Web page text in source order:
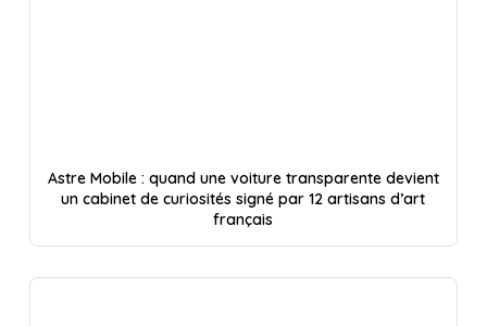
Astre Mobile : quand une voiture transparente devient
un cabinet de curiosités signé par 12 artisans d’art
français